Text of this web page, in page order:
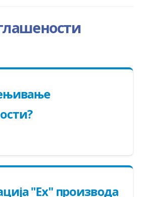
"Ex" производа